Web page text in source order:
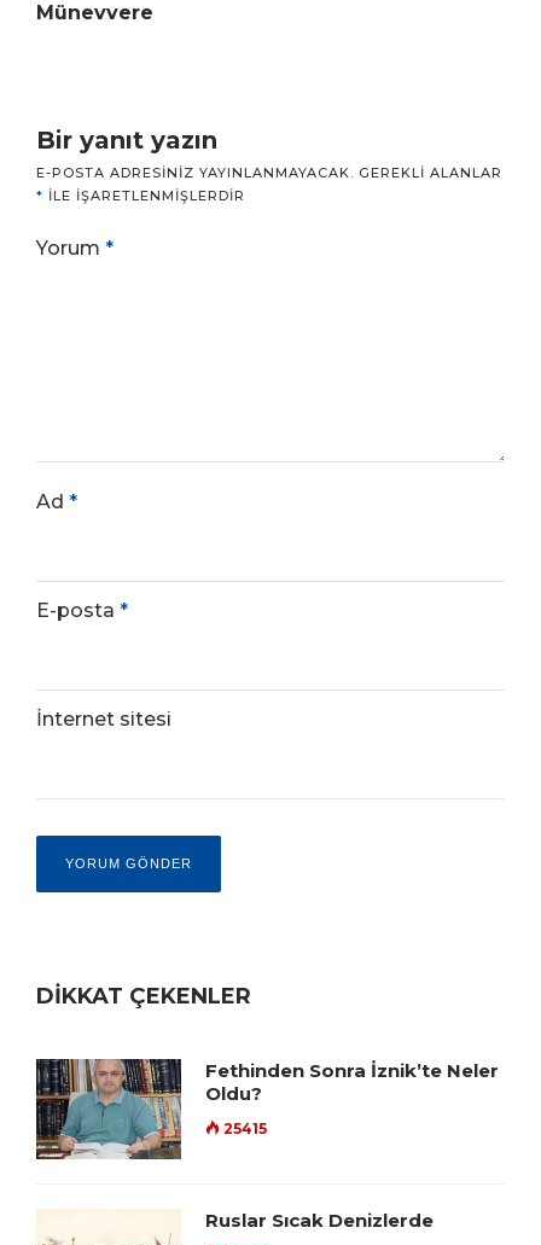
Münevvere
Bir yanıt yazın
E-POSTA ADRESINIZ YAYINLANMAYACAK. GEREKLI ALANLAR
* ILE IŞARETLENMIŞLERDIR
Yorum *
Ad *
E-posta *
İnternet sitesi
DİKKAT ÇEKENLER
Fethinden Sonra İznik’te Neler
Oldu?
25415
Ruslar Sıcak Denizlerde